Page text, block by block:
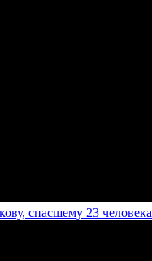
спасшему 23 человека